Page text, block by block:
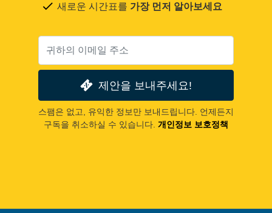
새로운 시간표를 가장 먼저 알아보세요
제안을 보내주세요!
스팸은 없고, 유익한 정보만 보내드립니다. 언제든지
구독을 취소하실 수 있습니다. 개인정보 보호정책